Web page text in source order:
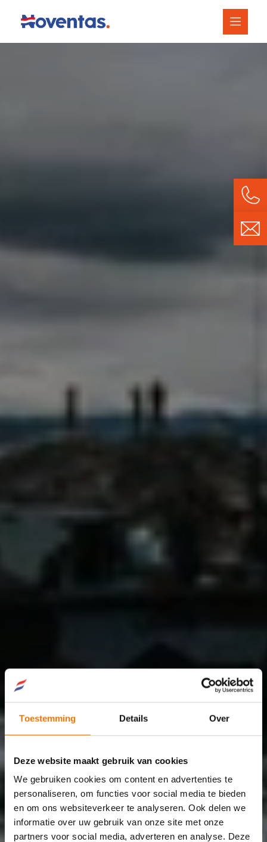
Toestemming Details Over
Deze website maakt gebruik van cookies
We gebruiken cookies om content en advertenties te
personaliseren, om functies voor social media te bieden
en om ons websiteverkeer te analyseren. Ook delen we
informatie over uw gebruik van onze site met onze
partners voor social media, adverteren en analyse. Deze
Plaatsing in De West of
expat